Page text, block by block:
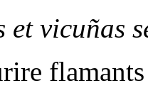
et vicuñas